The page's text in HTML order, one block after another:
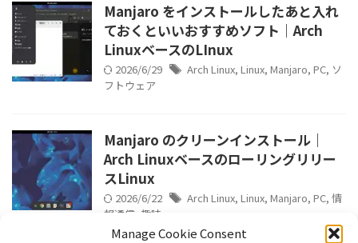
Manage Cookie Consent
Manjaro をインストールしたあと入れ
ておくといいおすすめソフト｜Arch
LinuxベースのLInux
2026/6/29 Arch Linux, Linux, Manjaro, PC, ソ
フトウェア
Manjaro のクリーンインストール｜
Arch Linuxベースのローリングリリー
スLinux
2026/6/22 Arch Linux, Linux, Manjaro, PC, 情
報通信 趣味